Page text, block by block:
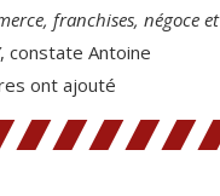
franchises, négoce et
, constate Antoine
ont ajouté